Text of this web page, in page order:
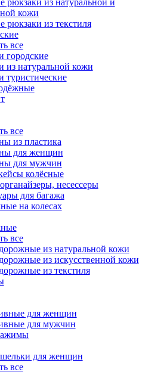
рюкзаки из натуральной и
кожи
рюкзаки из текстиля
все
городские
из натуральной кожи
туристические
все
из пластика
для женщин
для мужчин
колёсные
несессеры
для багажа
на колесах
все
из натуральной кожи
из искусственной кожи
из текстиля
для женщин
для мужчин
для женщин
все